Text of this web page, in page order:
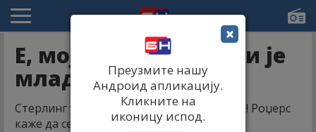
Е, мој Рахиме, гдје ти је
младост?!
Стерлинг у сред сезоне отишао на одмор! Роџерс
каже да се преморио!
×
Преузмите нашу
Андроид апликацију.
Кликните на
иконицу испод.